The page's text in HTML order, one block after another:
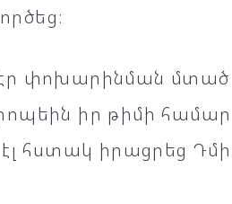
փոխարինման մտած
իր թիմի համար
հստակ իրացրեց